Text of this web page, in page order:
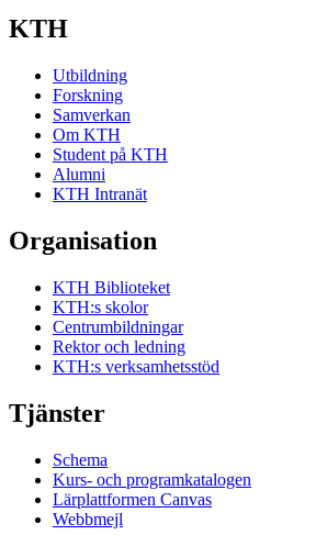
KTH
Utbildning
Forskning
Samverkan
Om KTH
Student på KTH
Alumni
KTH Intranät
Organisation
KTH Biblioteket
KTH:s skolor
Centrumbildningar
Rektor och ledning
KTH:s verksamhetsstöd
Tjänster
Schema
Kurs- och programkatalogen
Lärplattformen Canvas
Webbmejl